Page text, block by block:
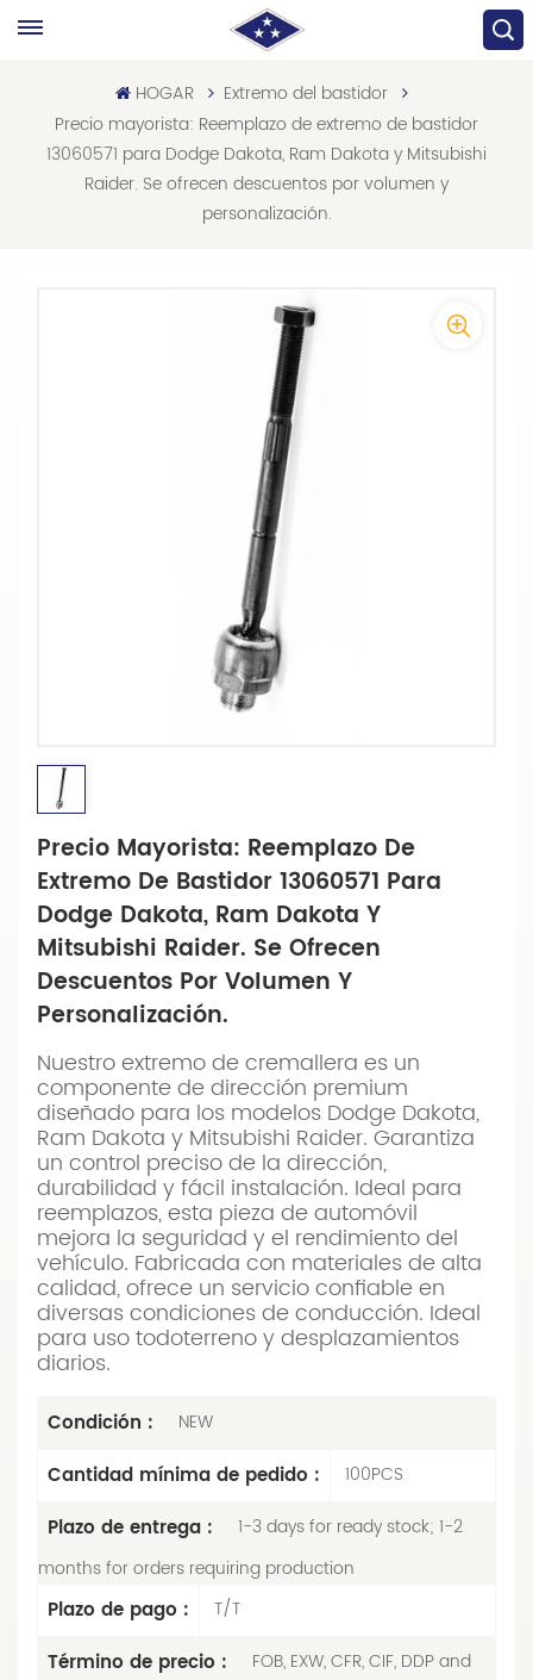
HOGAR
Extremo del bastidor
Precio mayorista: Reemplazo de extremo de bastidor
13060571 para Dodge Dakota, Ram Dakota y Mitsubishi
Raider. Se ofrecen descuentos por volumen y
personalización.
Precio Mayorista: Reemplazo De
Extremo De Bastidor 13060571 Para
Dodge Dakota, Ram Dakota Y
Mitsubishi Raider. Se Ofrecen
Descuentos Por Volumen Y
Personalización.
Nuestro extremo de cremallera es un
componente de dirección premium
diseñado para los modelos Dodge Dakota,
Ram Dakota y Mitsubishi Raider. Garantiza
un control preciso de la dirección,
durabilidad y fácil instalación. Ideal para
reemplazos, esta pieza de automóvil
mejora la seguridad y el rendimiento del
vehículo. Fabricada con materiales de alta
calidad, ofrece un servicio confiable en
diversas condiciones de conducción. Ideal
para uso todoterreno y desplazamientos
diarios.
Condición : NEW
Cantidad mínima de pedido : 100PCS
Plazo de entrega :
1-3 days for ready stock; 1-2
months for orders requiring production
Plazo de pago : T/T
Término de precio :
FOB, EXW, CFR, CIF, DDP and